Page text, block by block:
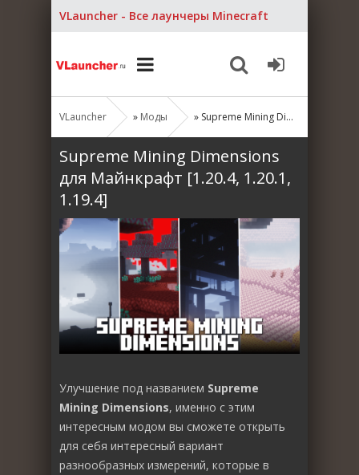
VLauncher - Все лаунчеры Minecraft
VLauncher » Моды » Supreme Mining Dimensions для Майнкрафт [1.20.4, 1.20.1, 1.19.4]
Supreme Mining Dimensions
для Майнкрафт [1.20.4, 1.20.1,
1.19.4]
Улучшение под названием Supreme
Mining Dimensions, именно с этим
интересным модом вы сможете открыть
для себя интересный вариант
разнообразных измерений, которые в